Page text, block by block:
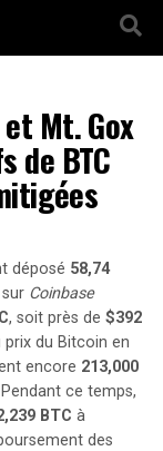
Mt. Gox
de BTC
déposé 58,74
sur Coinbase
, soit près de $392
du Bitcoin en
encore 213,000
Pendant ce temps,
BTC à
des